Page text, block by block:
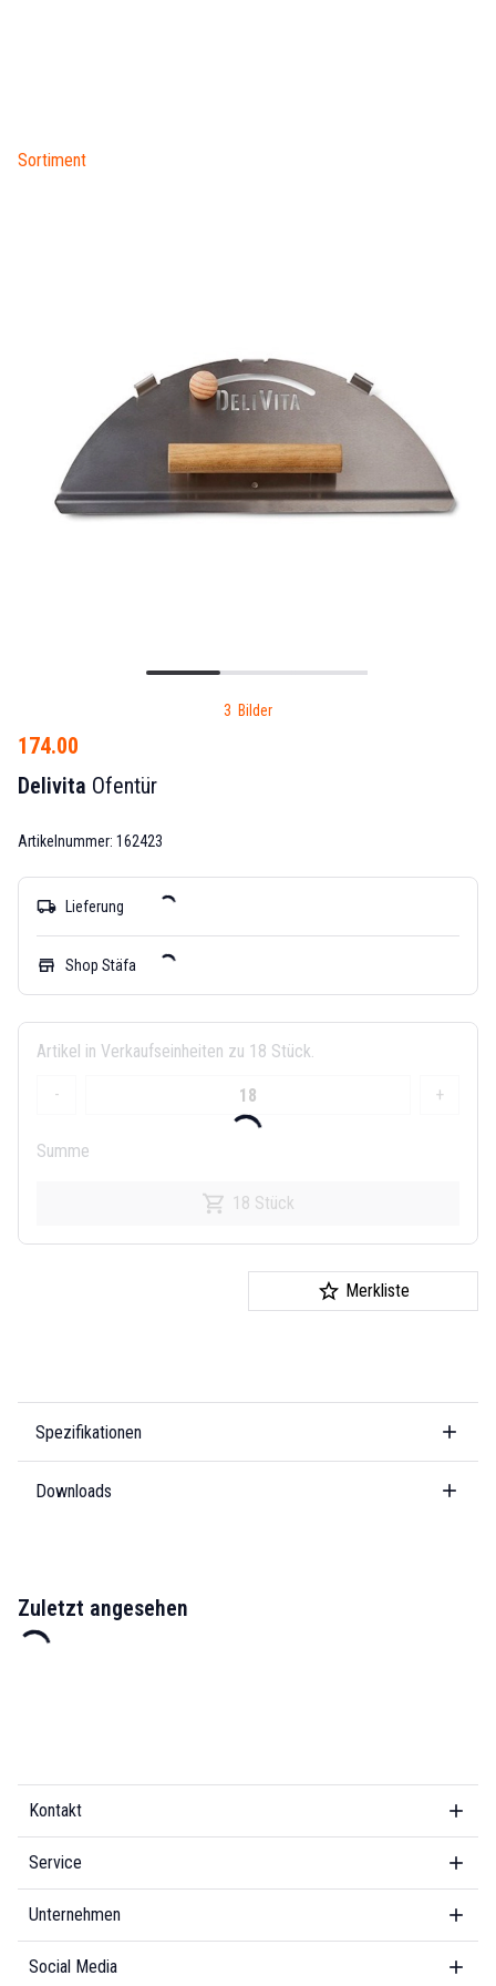
Sortiment
3 Bilder
174.00
Delivita Ofentür
Artikelnummer: 162423
local_shipping Lieferung
store Shop Stäfa
Artikel in Verkaufseinheiten zu 18 Stück.
- +
Summe
18 Stück
Merkliste
Spezifikationen
Downloads
Zuletzt angesehen
Kontakt
Service
Unternehmen
Social Media